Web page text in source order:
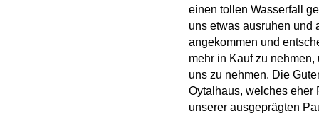
einen tollen Wasserfall
uns etwas ausruhen und
angekommen und
mehr in Kauf zu
uns zu nehmen. Die
Oytalhaus, welches eher
unserer ausgeprägten